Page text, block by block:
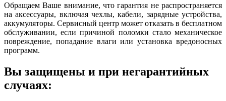
Обращаем Ваше внимание, что гарантия не распространяется
на аксессуары, включая чехлы, кабели, зарядные устройства,
аккумуляторы. Сервисный центр может отказать в бесплатном
обслуживании, если причиной поломки стало механическое
повреждение, попадание влаги или установка вредоносных
программ.
Вы защищены и при негарантийных
случаях: